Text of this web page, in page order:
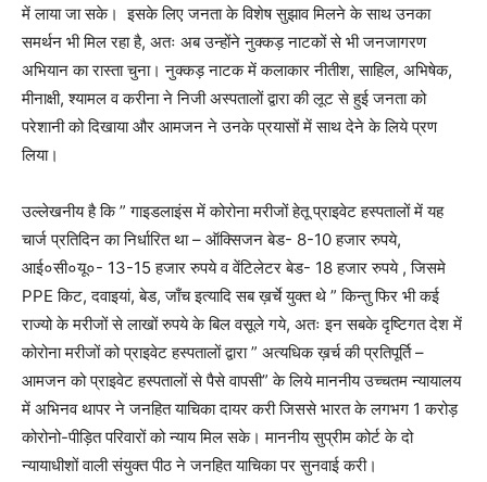
में लाया जा सके। इसके लिए जनता के विशेष सुझाव मिलने के साथ उनका
समर्थन भी मिल रहा है, अतः अब उन्होंने नुक्कड़ नाटकों से भी जनजागरण
अभियान का रास्ता चुना। नुक्कड़ नाटक में कलाकार नीतीश, साहिल, अभिषेक,
मीनाक्षी, श्यामल व करीना ने निजी अस्पतालों द्वारा की लूट से हुई जनता को
परेशानी को दिखाया और आमजन ने उनके प्रयासों में साथ देने के लिये प्रण
लिया।
उल्लेखनीय है कि ” गाइडलाइंस में कोरोना मरीजों हेतू प्राइवेट हस्पतालों में यह
चार्ज प्रतिदिन का निर्धारित था – ऑक्सिजन बेड- 8-10 हजार रुपये,
आई०सी०यू०- 13-15 हजार रुपये व वेंटिलेटर बेड- 18 हजार रुपये , जिसमे
PPE किट, दवाइयां, बेड, जाँच इत्यादि सब ख़र्चे युक्त थे ” किन्तु फिर भी कई
राज्यो के मरीजों से लाखों रुपये के बिल वसूले गये, अतः इन सबके दृष्टिगत देश में
कोरोना मरीजों को प्राइवेट हस्पतालों द्वारा ” अत्यधिक ख़र्च की प्रतिपूर्ति –
आमजन को प्राइवेट हस्पतालों से पैसे वापसी” के लिये माननीय उच्चतम न्यायालय
में अभिनव थापर ने जनहित याचिका दायर करी जिससे भारत के लगभग 1 करोड़
कोरोनो-पीड़ित परिवारों को न्याय मिल सके। माननीय सुप्रीम कोर्ट के दो
न्यायाधीशों वाली संयुक्त पीठ ने जनहित याचिका पर सुनवाई करी।